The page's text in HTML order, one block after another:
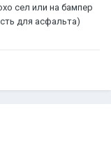
сел или на бампер
для асфальта)